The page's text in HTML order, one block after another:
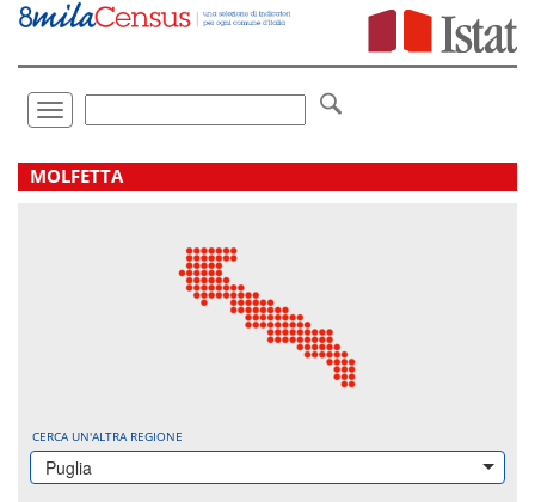
Vai
direttamente
Toggle
navigation
.
MOLFETTA
CERCA UN'ALTRA REGIONE
Puglia